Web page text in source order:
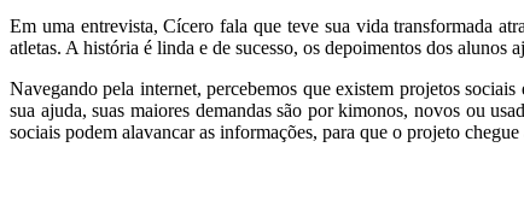
Em uma entrevista, Cícero fala que teve sua vida transformada
atletas. A história é linda e de sucesso, os depoimentos dos alunos
Navegando pela internet, percebemos que existem projetos
sua ajuda, suas maiores demandas são por kimonos, novos ou
sociais podem alavancar as informações, para que o projeto